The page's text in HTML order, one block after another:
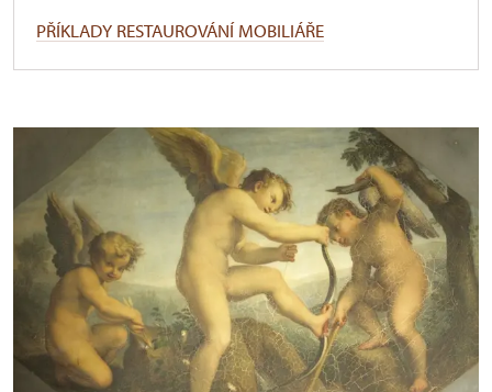
PŘÍKLADY RESTAUROVÁNÍ MOBILIÁŘE